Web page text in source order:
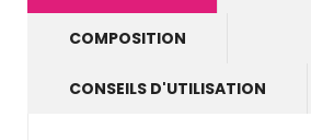
COMPOSITION
CONSEILS D'UTILISATION